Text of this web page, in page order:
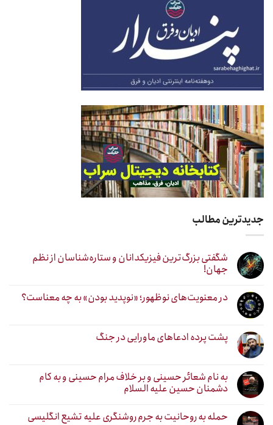
جدیدترین مطالب
شگفتی بزرگ‌ترین فیزیکدانان و ستاره‌شناسان از نظم
جهان!
در معنویت‌های نوظهور؛ «نوپدید بودن» به چه معناست؟
پشت پرده ادعاهای ماورایی در جنگ
به نام شعائر حسینی و بر خلاف مرام حسینی و به کام
دشمنان حسین علیه السلام
حمله به روحانیت به جرم روشنگری علیه تشیع انگلیسی